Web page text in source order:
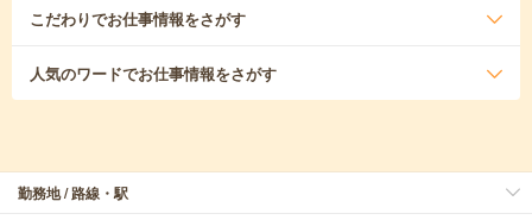
こだわりでお仕事情報をさがす
人気のワードでお仕事情報をさがす
勤務地 / 路線・駅